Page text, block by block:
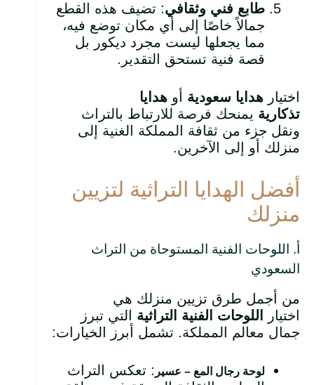
طابع فني وثقافي: تضيف هذه القطع
جمالاً خاصًا إلى أي مكان توضع فيه،
مما يجعلها ليست مجرد ديكور بل
قصة فنية تستحق التقدير.
اختيار هدايا سعودية أو هدايا
تذكارية يمنحك فرصة للارتباط بالتراث
ونقل جزء من ثقافة المملكة الغنية إلى
منزلك أو إلى الآخرين.
أفضل الهدايا التراثية لتزيين
منزلك
أ. اللوحات الفنية المستوحاة من التراث
السعودي
من أجمل طرق تزيين منزلك هي
اختيار
اللوحات الفنية التراثية التي تبرز
جمال معالم المملكة. تشمل أبرز الخيارات:
لوحة رجال المع – عسير : تعكس التراث